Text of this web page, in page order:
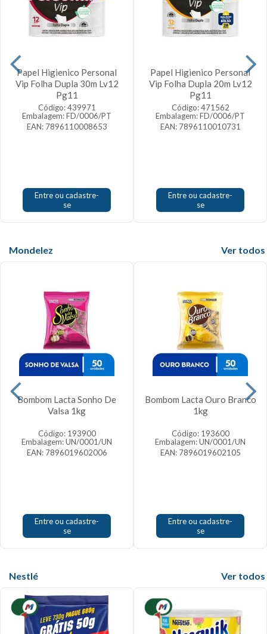
Papel Higienico Personal
Vip Folha Dupla 30m Lv12
Pg11
Código: 439971
Embalagem: FD/0006/PT
EAN: 7896110008653
Entre ou cadastre-
se
Papel Higienico Personal
Vip Folha Dupla 20m Lv12
Pg11
Código: 471562
Embalagem: FD/0006/PT
EAN: 7896110010731
Entre ou cadastre-
se
Mondelez
Bombom Lacta Sonho De
Valsa 1kg
Código: 193900
Embalagem: UN/0001/UN
EAN: 7896019602006
Entre ou cadastre-
se
Bombom Lacta Ouro Branco
1kg
Código: 193600
Embalagem: UN/0001/UN
EAN: 7896019602105
Entre ou cadastre-
se
Nestlé